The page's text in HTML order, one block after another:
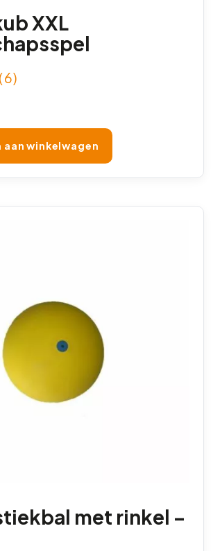
XXL
(6)
aan winkelwagen
met rinkel –